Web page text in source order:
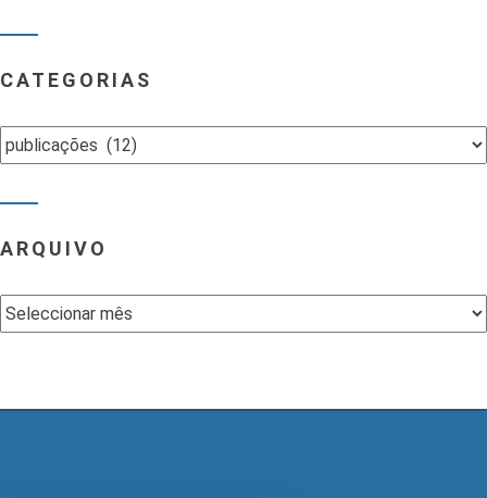
CATEGORIAS
Categorias
ARQUIVO
Arquivo